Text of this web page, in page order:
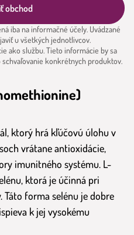
obchod
iba na informačné účely. Uvádzané
u všetkých jednotlivcov.
ako službu. Tieto informácie by sa
konkrétnych produktov.
ktorý hrá kľúčovú úlohu v
vrátane antioxidácie,
imunitného systému. L-
ktorá je účinná pri
forma selénu je dobre
k jej vysokému